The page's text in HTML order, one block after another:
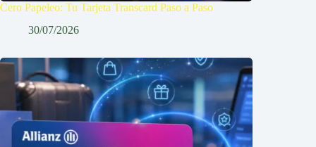
Cero Papeleo: Tu Tarjeta Transcard Paso a Paso
30/07/2026